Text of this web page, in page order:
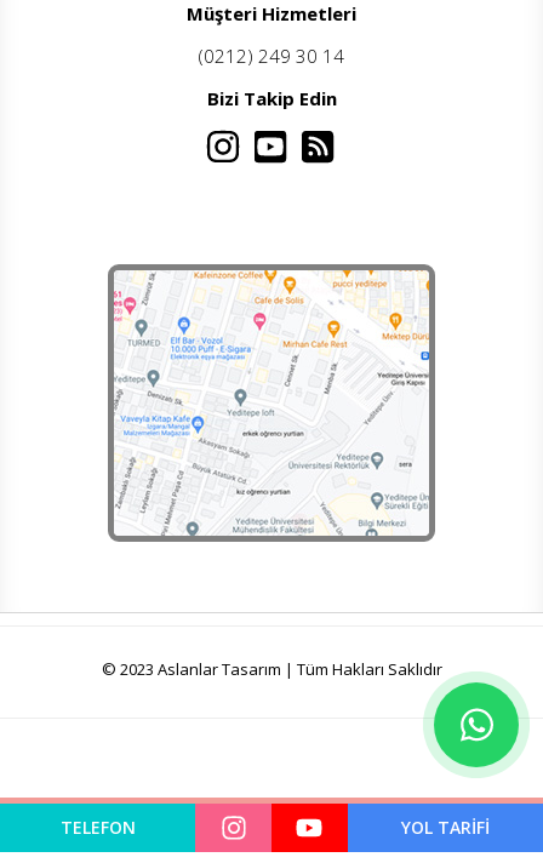
Müşteri Hizmetleri
(0212) 249 30 14
Bizi Takip Edin
© 2023 Aslanlar Tasarım | Tüm Hakları Saklıdır
TELEFON YOL TARİFİ